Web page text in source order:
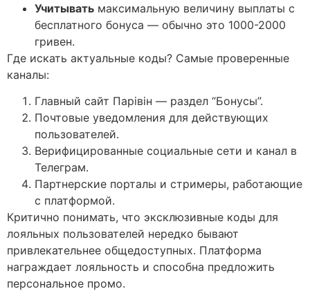
Учитывать максимальную величину выплаты с
бесплатного бонуса — обычно это 1000-2000
гривен.
Где искать актуальные коды? Самые проверенные
каналы:
Главный сайт Парівін — раздел “Бонусы”.
Почтовые уведомления для действующих
пользователей.
Верифицированные социальные сети и канал в
Телеграм.
Партнерские порталы и стримеры, работающие
с платформой.
Критично понимать, что эксклюзивные коды для
лояльных пользователей нередко бывают
привлекательнее общедоступных. Платформа
награждает лояльность и способна предложить
персональное промо.